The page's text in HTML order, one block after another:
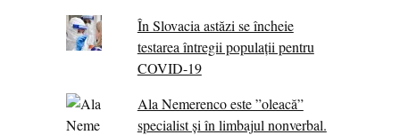
În Slovacia astăzi se încheie
testarea întregii populații pentru
COVID-19
Ala Nemerenco este ”oleacă”
specialist și în limbajul nonverbal.